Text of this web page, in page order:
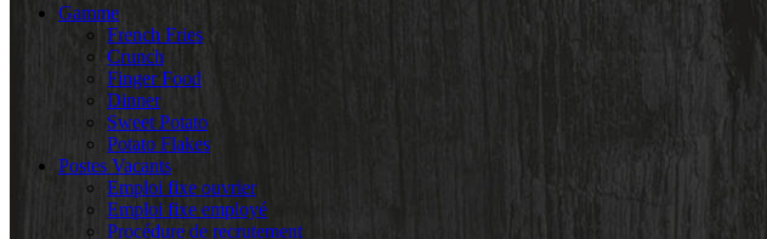
Gamme
French Fries
Crunch
Finger Food
Dinner
Sweet Potato
Potato Flakes
Postes Vacants
Emploi fixe ouvrier
Emploi fixe employé
Procédure de recrutement